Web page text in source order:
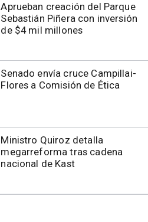
Aprueban creación del Parque
Sebastián Piñera con inversión
de $4 mil millones
Senado envía cruce Campillai-
Flores a Comisión de Ética
Ministro Quiroz detalla
megarreforma tras cadena
nacional de Kast